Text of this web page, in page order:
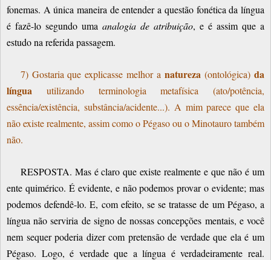
fonemas. A única maneira de entender a questão fonética da língua
é fazê-lo segundo uma analogia de atribuição, e é assim que a
estudo na referida passagem.
7) Gostaria que explicasse melhor anatureza (ontológica)da
língua utilizando terminologia metafísica (ato/potência,
essência/existência, substância/acidente...). A mim parece que ela
não existe realmente, assim como o Pégaso ou o Minotauro também
não.
RESPOSTA. Mas é claro que existe realmente e que não é um
ente quimérico. É evidente, e não podemos provar o evidente; mas
podemos defendê-lo. E, com efeito, se se tratasse de um Pégaso, a
língua não serviria de signo de nossas concepções mentais, e você
nem sequer poderia dizer com pretensão de verdade que ela é um
Pégaso. Logo, é verdade que a língua é verdadeiramente real.